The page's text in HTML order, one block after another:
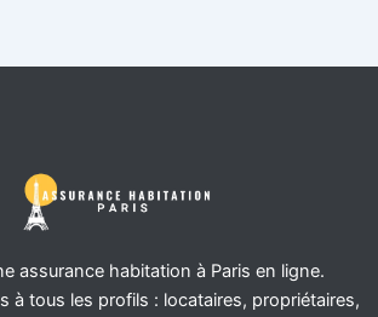
assurance habitation à Paris en ligne.
à tous les profils : locataires, propriétaires,